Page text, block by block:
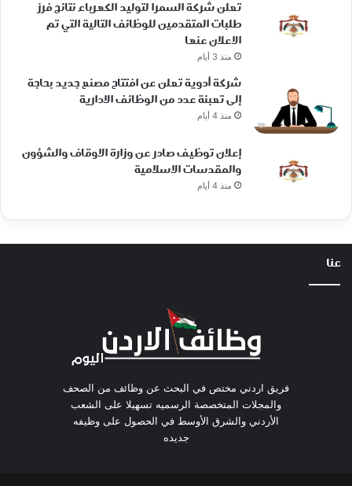
تعلن شركة السمرا لتوليد الكهرباء نتائج فرز
طلبات المتقدمين للوظائف التالية التي تم
الاعلان عنها
منذ 3 أيام
شركة أدوية تعلن عن افتتاح مصنع جديد بحاجة
إلى تعبئة عدد من الوظائف الادارية
منذ 4 أيام
إعلان توظيف صادر عن وزارة الاوقاف والشؤون
والمقدسات الاسلامية
منذ 4 أيام
عنا
فريق اردني مختص في البحث عن وظائف من الصحف
والمجلات المتخصصة الرسميه تسهيلا على الشعب
الأردني والشرق الأوسط في الحصول على وظيفه
جديده